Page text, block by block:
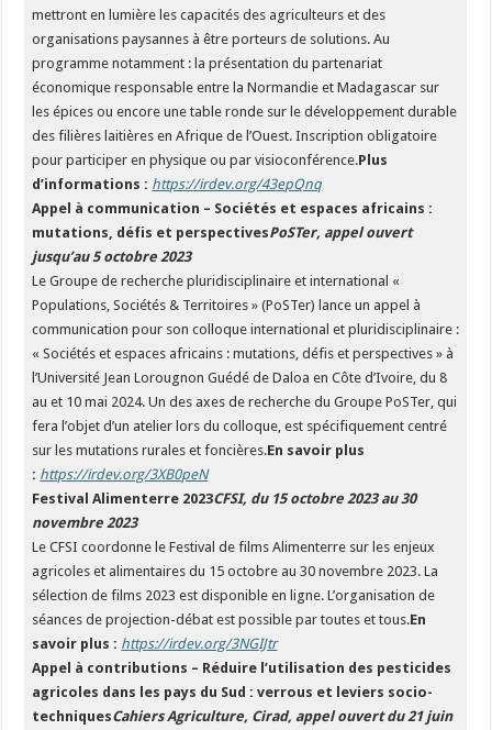
mettront en lumière les capacités des agriculteurs et des
organisations paysannes à être porteurs de solutions. Au
programme notamment : la présentation du partenariat
économique responsable entre la Normandie et Madagascar sur
les épices ou encore une table ronde sur le développement durable
des filières laitières en Afrique de l’Ouest. Inscription obligatoire
pour participer en physique ou par visioconférence.Plus
d’informations : https://irdev.org/43epQnq
Appel à communication – Sociétés et espaces africains :
mutations, défis et perspectivesPoSTer, appel ouvert
jusqu’au 5 octobre 2023
Le Groupe de recherche pluridisciplinaire et international «
Populations, Sociétés & Territoires » (PoSTer) lance un appel à
communication pour son colloque international et pluridisciplinaire :
« Sociétés et espaces africains : mutations, défis et perspectives » à
l’Université Jean Lorougnon Guédé de Daloa en Côte d’Ivoire, du 8
au et 10 mai 2024. Un des axes de recherche du Groupe PoSTer, qui
fera l’objet d’un atelier lors du colloque, est spécifiquement centré
sur les mutations rurales et foncières.En savoir plus
: https://irdev.org/3XB0peN
Festival Alimenterre 2023CFSI, du 15 octobre 2023 au 30
novembre 2023
Le CFSI coordonne le Festival de films Alimenterre sur les enjeux
agricoles et alimentaires du 15 octobre au 30 novembre 2023. La
sélection de films 2023 est disponible en ligne. L’organisation de
séances de projection-débat est possible par toutes et tous.En
savoir plus : https://irdev.org/3NGIJtr
Appel à contributions – Réduire l’utilisation des pesticides
agricoles dans les pays du Sud : verrous et leviers socio-
techniquesCahiers Agriculture, Cirad, appel ouvert du 21 juin